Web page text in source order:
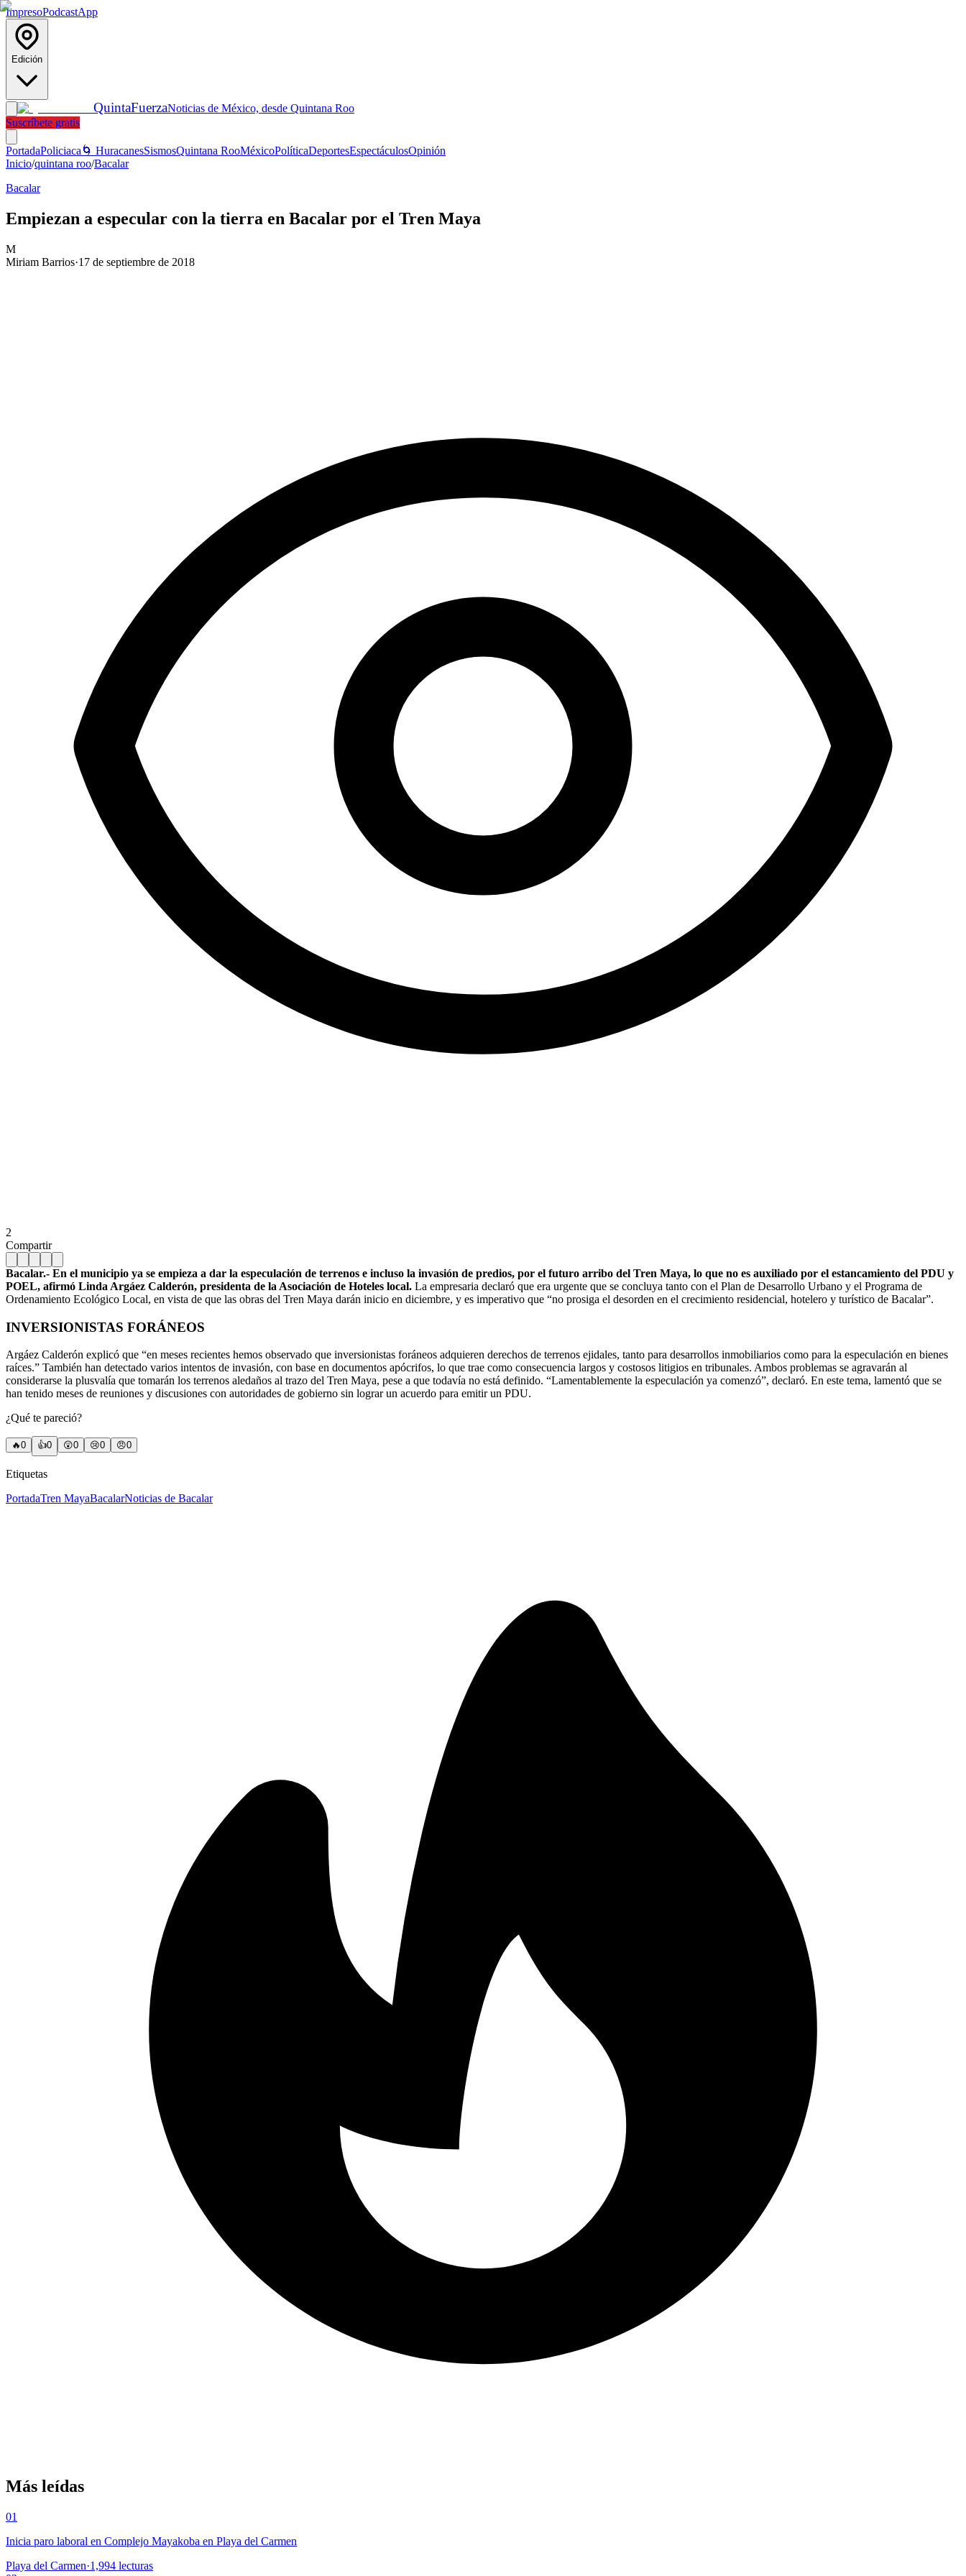
ImpresoPodcastApp
Edición
QuintaFuerzaNoticias de México, desde Quintana Roo
Suscríbete gratis
PortadaPoliciaca 🌀 HuracanesSismosQuintana RooMéxicoPolíticaDeportesEspectáculosOpinión
Inicio/quintana roo/Bacalar
Bacalar
Empiezan a especular con la tierra en Bacalar por el Tren Maya
M
Miriam Barrios·17 de septiembre de 2018
2
Compartir
Bacalar.- En el municipio ya se empieza a dar la especulación de terrenos e incluso la invasión de predios, por el futuro arribo del Tren Maya, lo que no es auxiliado por el estancamiento del PDU y
POEL, afirmó Linda Argáez Calderón, presidenta de la Asociación de Hoteles local. La empresaria declaró que era urgente que se concluya tanto con el Plan de Desarrollo Urbano y el Programa de
Ordenamiento Ecológico Local, en vista de que las obras del Tren Maya darán inicio en diciembre, y es imperativo que “no prosiga el desorden en el crecimiento residencial, hotelero y turístico de Bacalar”.
INVERSIONISTAS FORÁNEOS
Argáez Calderón explicó que “en meses recientes hemos observado que inversionistas foráneos adquieren derechos de terrenos ejidales, tanto para desarrollos inmobiliarios como para la especulación en bienes
raíces.” También han detectado varios intentos de invasión, con base en documentos apócrifos, lo que trae como consecuencia largos y costosos litigios en tribunales. Ambos problemas se agravarán al
considerarse la plusvalía que tomarán los terrenos aledaños al trazo del Tren Maya, pese a que todavía no está definido. “Lamentablemente la especulación ya comenzó”, declaró. En este tema, lamentó que se
han tenido meses de reuniones y discusiones con autoridades de gobierno sin lograr un acuerdo para emitir un PDU.
¿Qué te pareció?
🔥0 👍0 😲0 😢0 😠0
Etiquetas
PortadaTren MayaBacalarNoticias de Bacalar
Más leídas
01
Inicia paro laboral en Complejo Mayakoba en Playa del Carmen
Playa del Carmen·1,994 lecturas